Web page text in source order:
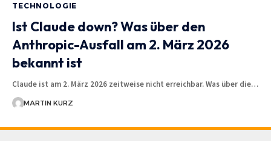
TECHNOLOGIE
Ist Claude down? Was über den
Anthropic-Ausfall am 2. März 2026
bekannt ist
Claude ist am 2. März 2026 zeitweise nicht erreichbar. Was über die…
MARTIN KURZ